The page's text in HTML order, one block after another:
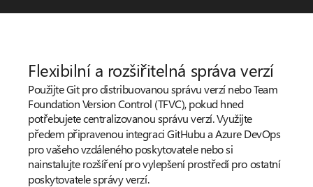
Flexibilní a rozšiřitelná správa verzí
Použijte Git pro distribuovanou správu verzí nebo Team
Foundation Version Control (TFVC), pokud hned
potřebujete centralizovanou správu verzí. Využijte
předem připravenou integraci GitHubu a Azure DevOps
pro vašeho vzdáleného poskytovatele nebo si
nainstalujte rozšíření pro vylepšení prostředí pro ostatní
poskytovatele správy verzí.